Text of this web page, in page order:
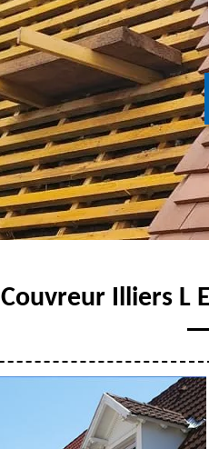
Couvreur Illiers L